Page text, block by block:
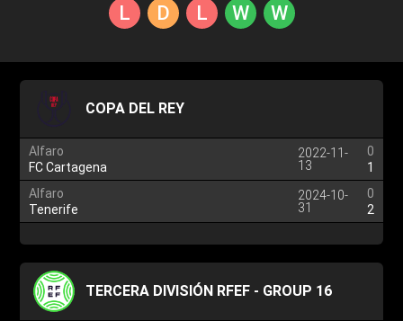
L D L W W
COPA DEL REY
Alfaro
FC Cartagena
2022-11-
13
0
1
Alfaro
Tenerife
2024-10-
31
0
2
TERCERA DIVISIÓN RFEF - GROUP 16